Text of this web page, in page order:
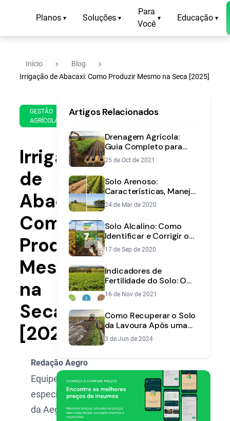
Planos ▾ Soluções ▾
Para
Você
▾ Educação ▾
Início navigate_next Blog navigate_next
Irrigação de Abacaxi: Como Produzir Mesmo na Seca [2025]
GESTÃO
AGRÍCOLA
Apr
2025
min
Irrigação
de
Abacaxi:
Como
Produzir
Mesmo
na
Seca
[2025]
Redação Aegro
Equipe de
especialistas
da Aegro,
Artigos Relacionados
Drenagem Agrícola:
Guia Completo para
Manejar o Excesso de
Água na Lavoura
25 de Oct de 2021
Solo Arenoso:
Características, Manejo
e Correção
24 de Mar de 2020
Solo Alcalino: Como
Identificar e Corrigir o
pH para Aumentar a
Produtividade
17 de Sep de 2020
Indicadores de
Fertilidade do Solo: O
Guia para Entender sua
Análise
16 de Nov de 2021
Como Recuperar o Solo
da Lavoura Após uma
Enchente: Um Guia
Prático
3 de Jun de 2024